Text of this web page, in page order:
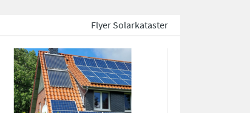
Flyer Solarkataster